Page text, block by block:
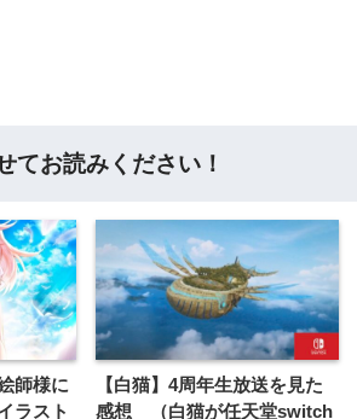
てお読みください！
師様に
ラスト
【白猫】4周年生放送を見た
感想 （白猫が任天堂switch